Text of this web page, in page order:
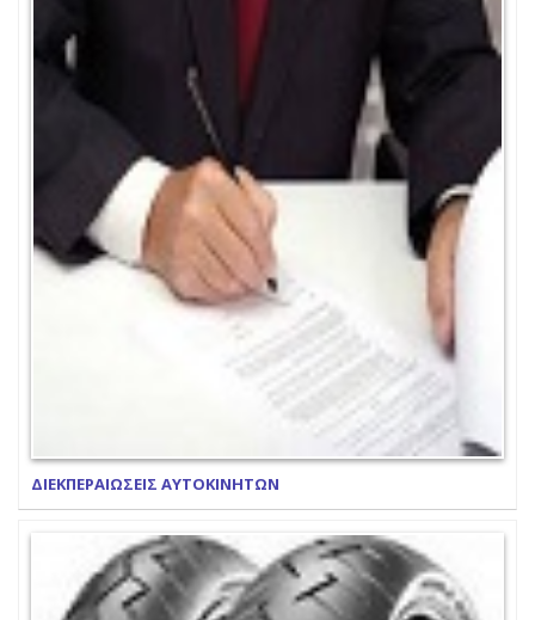
ΔΙΕΚΠΕΡΑΙΩΣΕΙΣ ΑΥΤΟΚΙΝΗΤΩΝ